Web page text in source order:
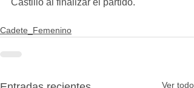
Castillo al finalizar el partido.
Cadete_Femenino
Ver todo